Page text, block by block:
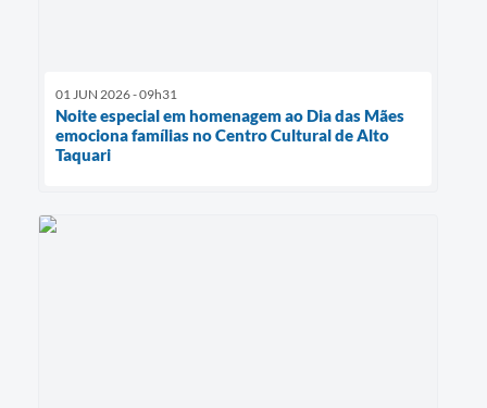
01 JUN 2026 - 09h31
Noite especial em homenagem ao Dia das Mães
emociona famílias no Centro Cultural de Alto
Taquari